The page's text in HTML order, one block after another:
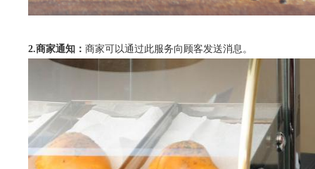
2.商家通知： 商家可以通过此服务向顾客发送消息。